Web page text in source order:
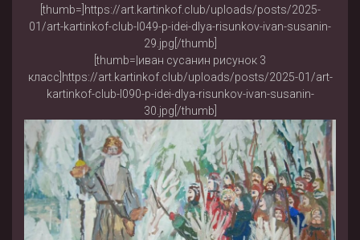
[thumb=]https://art.kartinkof.club/uploads/posts/2025-
01/art-kartinkof-club-l049-p-idei-dlya-risunkov-ivan-susanin-
29.jpg[/thumb]
[thumb=|иван сусанин рисунок 3
класс]https://art.kartinkof.club/uploads/posts/2025-01/art-
kartinkof-club-l090-p-idei-dlya-risunkov-ivan-susanin-
30.jpg[/thumb]